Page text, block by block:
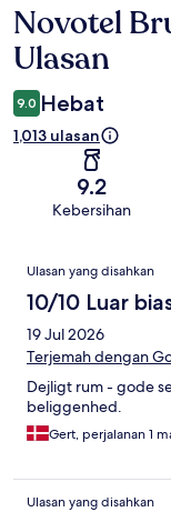
Ulasan
Novotel
Ulasan
9.0 Hebat
1,013 ulasan
9.2
Kebersihan
Ulasan
Ulasan yang disahkan
10/10 Luar
19 Jul 2026
Terjemah dengan
Dejligt rum - gode
beliggenhed.
Gert, perjalanan 1
Ulasan yang disahkan